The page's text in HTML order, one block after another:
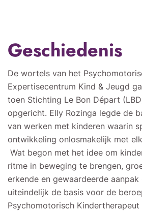
Geschiedenis
De wortels van het
Expertisecentrum Kind & Jeugd
toen Stichting Le Bon Départ
opgericht. Elly Rozinga legde de
van werken met kinderen waarin
ontwikkeling onlosmakelijk met
Wat begon met het idee om
ritme in beweging te brengen,
erkende en gewaardeerde
uiteindelijk de basis voor de
Psychomotorisch Kindertherapeut